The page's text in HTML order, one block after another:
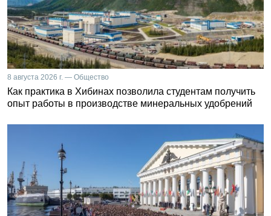
8 августа 2026 г. — Общество
Как практика в Хибинах позволила студентам получить
опыт работы в производстве минеральных удобрений